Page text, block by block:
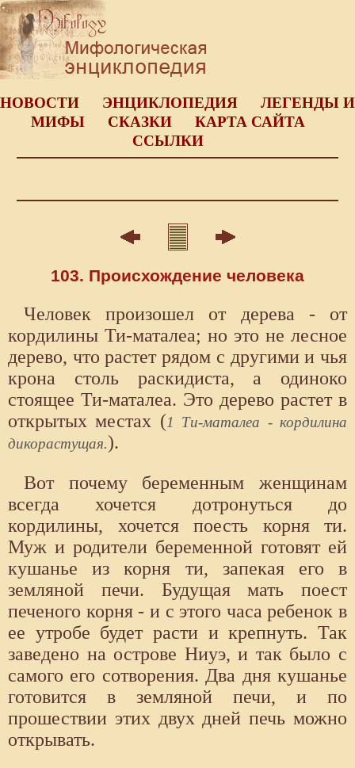
НОВОСТИ ЭНЦИКЛОПЕДИЯ
ЛЕГЕНДЫ И
МИФЫ
СКАЗКИ
КАРТА САЙТА
ССЫЛКИ
103. Происхождение человека
Человек произошел от дерева - от
кордилины Ти-маталеа; но это не лесное
дерево, что растет рядом с другими и чья
крона столь раскидиста, а одиноко
стоящее Ти-маталеа. Это дерево растет в
открытых местах (1 Ти-маталеа - кордилина
дикорастущая.).
Вот почему беременным женщинам
всегда хочется дотронуться до
кордилины, хочется поесть корня ти.
Муж и родители беременной готовят ей
кушанье из корня ти, запекая его в
земляной печи. Будущая мать поест
печеного корня - и с этого часа ребенок в
ее утробе будет расти и крепнуть. Так
заведено на острове Ниуэ, и так было с
самого его сотворения. Два дня кушанье
готовится в земляной печи, и по
прошествии этих двух дней печь можно
открывать.